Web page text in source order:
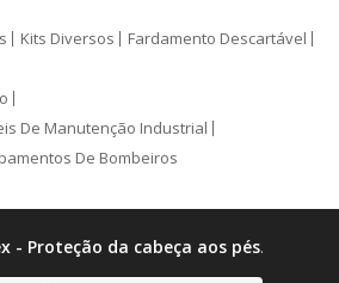
Kits Diversos
Fardamento Descartável
De Manutenção Industrial
De Bombeiros
- Proteção da cabeça aos pés.